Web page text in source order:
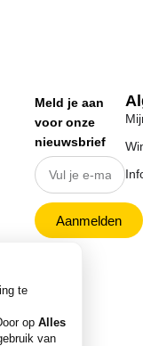
Meld je aan
voor onze
nieuwsbrief
Aanmelden
te
op Alles
van